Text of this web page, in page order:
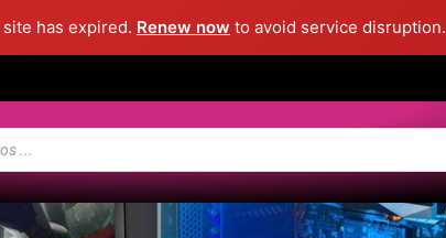
has expired. Renew now to avoid service disruption.